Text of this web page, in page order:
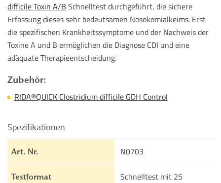
difficile Toxin A/B Schnelltest durchgeführt, die sichere
Erfassung dieses sehr bedeutsamen Nosokomialkeims. Erst
die spezifischen Krankheitssymptome und der Nachweis der
Toxine A und B ermöglichen die Diagnose CDI und eine
adäquate Therapieentscheidung.
Zubehör:
RIDA®QUICK Clostridium difficile GDH Control
Spezifikationen
Art. Nr. N0703
Testformat
Schnelltest mit 25